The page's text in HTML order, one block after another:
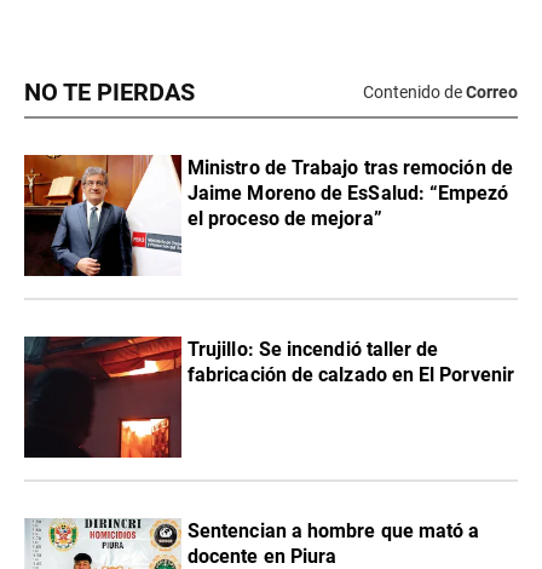
NO TE PIERDAS Contenido deCorreo
Ministro de Trabajo tras remoción de
Jaime Moreno de EsSalud: “Empezó
el proceso de mejora”
Trujillo: Se incendió taller de
fabricación de calzado en El Porvenir
Sentencian a hombre que mató a
docente en Piura